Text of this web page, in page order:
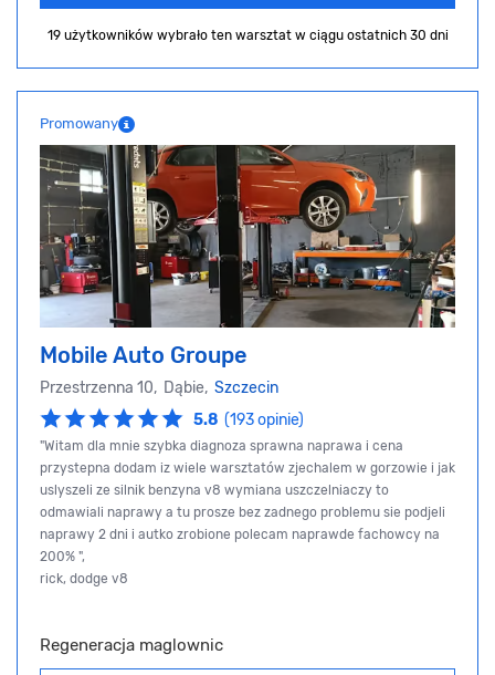
19 użytkowników wybrało ten warsztat w ciągu ostatnich 30 dni
Promowany
Mobile Auto Groupe
Przestrzenna 10, Dąbie, Szczecin
5.8 (193 opinie)
"Witam dla mnie szybka diagnoza sprawna naprawa i cena
przystepna dodam iz wiele warsztatów zjechalem w gorzowie i jak
uslyszeli ze silnik benzyna v8 wymiana uszczelniaczy to
odmawiali naprawy a tu prosze bez zadnego problemu sie podjeli
naprawy 2 dni i autko zrobione polecam naprawde fachowcy na
200% ",
rick, dodge v8
Regeneracja maglownic